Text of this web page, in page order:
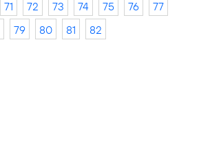
71 72 73 74 75 76
77
79 80 81 82